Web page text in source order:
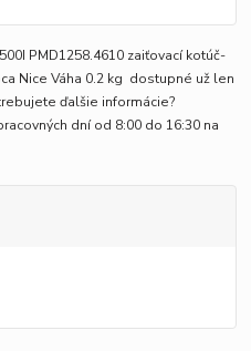
PMD1258.4610 zaiťovací kotúč-
Nice Váha 0.2 kg dostupné už len
ďalšie informácie?
dní od 8:00 do 16:30 na